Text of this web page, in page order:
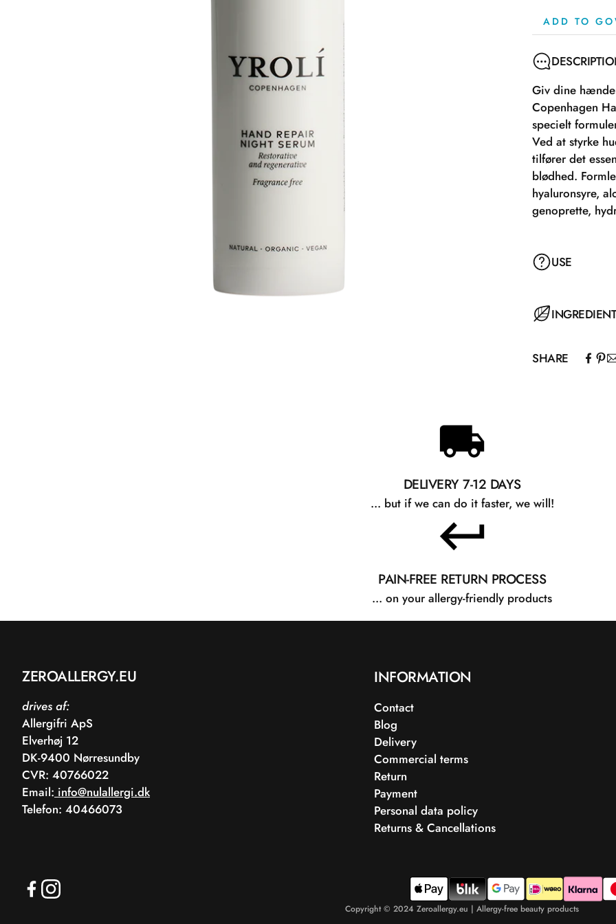
ADD TO
Giv dine
Copenhagen
specielt
Ved at styrke
tilfører det
blødhed.
hyaluronsyre,
genoprette,
USE
Påfør
loe
SHARE
DELIVERY 7-12 DAYS
... but if we can do it faster, we will!
PAIN-FREE RETURN PROCESS
... on your allergy-friendly products
ZEROALLERGY.EU
drives af:
Allergifri ApS
Elverhøj 12
DK-9400 Nørresundby
CVR: 40766022
Email: info@nulallergi.dk
Telefon: 40466073
INFORMATION
Contact
Blog
Delivery
Commercial terms
Return
Payment
Personal data policy
Returns & Cancellations
Copyright © 2024 Zeroallergy.eu | Allergy-free beauty products